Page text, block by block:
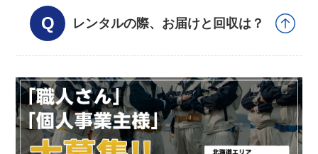
レンタルの際、お届けと回収は？